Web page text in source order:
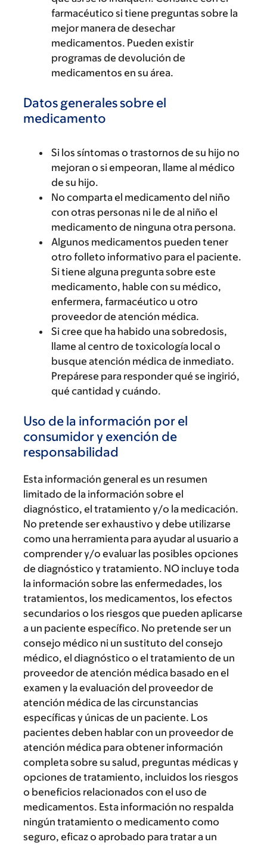
farmacéutico si tiene preguntas sobre la
mejor manera de desechar
medicamentos. Pueden existir
programas de devolución de
medicamentos en su área.
Datos generales sobre el
medicamento
Si los síntomas o trastornos de su hijo no
mejoran o si empeoran, llame al médico
de su hijo.
No comparta el medicamento del niño
con otras personas ni le de al niño el
medicamento de ninguna otra persona.
Algunos medicamentos pueden tener
otro folleto informativo para el paciente.
Si tiene alguna pregunta sobre este
medicamento, hable con su médico,
enfermera, farmacéutico u otro
proveedor de atención médica.
Si cree que ha habido una sobredosis,
llame al centro de toxicología local o
busque atención médica de inmediato.
Prepárese para responder qué se ingirió,
qué cantidad y cuándo.
Uso de la información por el
consumidor y exención de
responsabilidad
Esta información general es un resumen
limitado de la información sobre el
diagnóstico, el tratamiento y/o la medicación.
No pretende ser exhaustivo y debe utilizarse
como una herramienta para ayudar al usuario a
comprender y/o evaluar las posibles opciones
de diagnóstico y tratamiento. NO incluye toda
la información sobre las enfermedades, los
tratamientos, los medicamentos, los efectos
secundarios o los riesgos que pueden aplicarse
a un paciente específico. No pretende ser un
consejo médico ni un sustituto del consejo
médico, el diagnóstico o el tratamiento de un
proveedor de atención médica basado en el
examen y la evaluación del proveedor de
atención médica de las circunstancias
específicas y únicas de un paciente. Los
pacientes deben hablar con un proveedor de
atención médica para obtener información
completa sobre su salud, preguntas médicas y
opciones de tratamiento, incluidos los riesgos
o beneficios relacionados con el uso de
medicamentos. Esta información no respalda
ningún tratamiento o medicamento como
seguro, eficaz o aprobado para tratar a un